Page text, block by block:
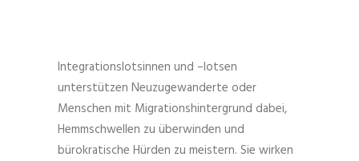
Integrationslotsinnen und –lotsen
unterstützen Neuzugewanderte oder
Menschen mit Migrationshintergrund dabei,
Hemmschwellen zu überwinden und
bürokratische Hürden zu meistern. Sie wirken